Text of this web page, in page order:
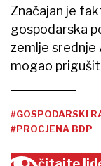
Značajan je
gospodarska
zemlje srednje
mogao
#GOSPODARSKI
#PROCJENA BDP